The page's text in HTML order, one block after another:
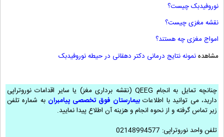
نوروفیدبک چیست؟
نقشه مغزی چیست؟
امواج مغزی چه هستند؟
مشاهدهنمونه نتایج درمانی دکتر دهقانی در حیطه نوروفیدبک
چنانچه تمایل به انجام QEEG (نقشه برداری مغز) یا سایر اقدامات نوروتراپی
دارید، می توانید با اطلاعاتبیمارستان فوق تخصصی پیامبران به شماره تلفن
زیر تماس گرفته و از نحوه انجام و هزینه آن اطلاع پیدا نمایید.
تلفن واحد نوروتراپی: 02148994577